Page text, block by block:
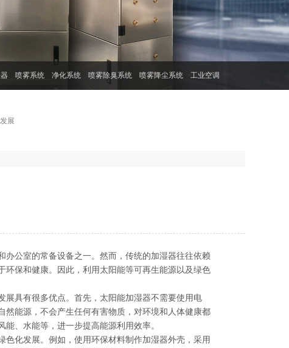
喷雾系统 净化系统 喷雾除臭系统 喷雾降尘系统 工业空调
展
办公室的常备设备之一。然而，传统的加湿器往往依赖
保和健康。因此，利用太阳能等可再生能源以及绿色
具有很多优点。首先，太阳能加湿器不需要使用电
能源，不会产生任何有害物质，对环境和人体健康都
、水能等，进一步提高能源利用效率。
色化发展。例如，使用环保材料制作加湿器外壳，采用